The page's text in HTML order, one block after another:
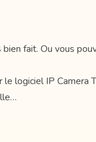
fait. Ou vous
logiciel IP Camera